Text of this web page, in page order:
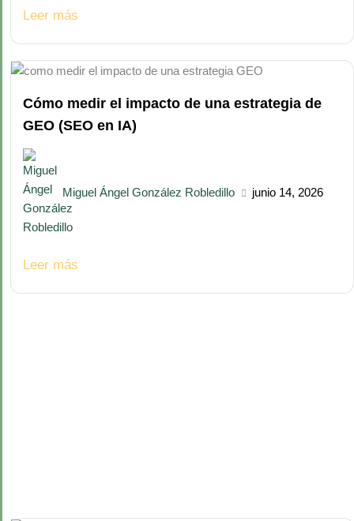
Leer más
Cómo medir el impacto de una estrategia de
GEO (SEO en IA)
Miguel Ángel González Robledillo junio 14, 2026
Leer más